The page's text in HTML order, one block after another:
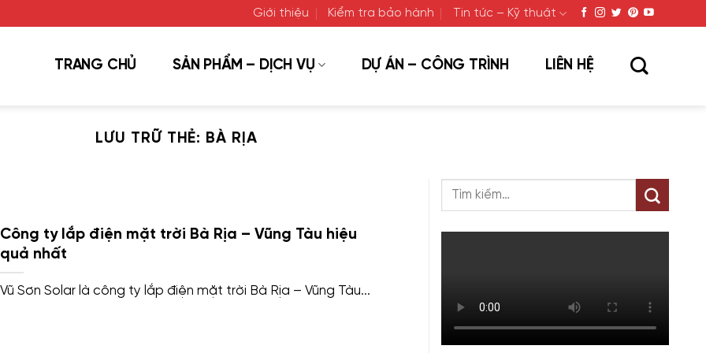
Giới thiệu Kiểm tra bảo hành Tin tức – Kỹ thuật
TRANG CHỦ SẢN PHẨM – DỊCH VỤ DỰ ÁN – CÔNG TRÌNH LIÊN HỆ
LƯU TRỮ THẺ: BÀ RỊA
Công ty lắp điện mặt trời Bà Rịa – Vũng Tàu hiệu
quả nhất
Vũ Sơn Solar là công ty lắp điện mặt trời Bà Rịa – Vũng Tàu...